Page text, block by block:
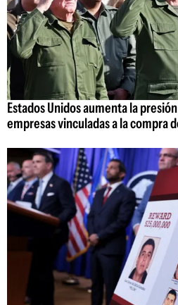
Estados Unidos aumenta la
empresas vinculadas a la compra